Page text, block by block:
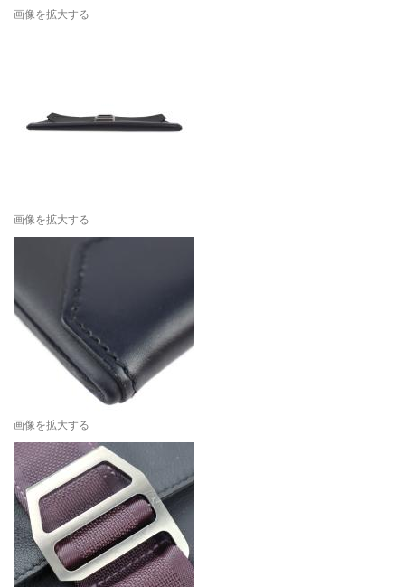
画像を拡大する
画像を拡大する
画像を拡大する